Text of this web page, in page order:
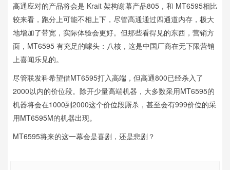
高通应对的产品将会是 Krait 架构谢幕产品805，和 MT6595相比
较来看，跑分上可能不相上下，尽管高通通过四通道内存，极大
地增加了带宽，实际体验会更好。但那些看得见的东西，营销方
面，MT6595 有充足的噱头：八核，这是中国厂商在无下限营销
上喜闻乐见的。
尽管联发科希望借MT6595打入高端，但高通800已经杀入了
2000以内的价位段。除开少量高端机器，大多数采用MT6595的
机器将会在1000到2000这个价位段厮杀，甚至会有999价位的采
用MT6595M的机器出现。
MT6595将来的这一幕会是喜剧，还是悲剧？